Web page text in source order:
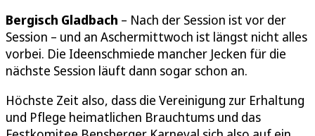
Bergisch Gladbach – Nach der Session ist vor der
Session – und an Aschermittwoch ist längst nicht alles
vorbei. Die Ideenschmiede mancher Jecken für die
nächste Session läuft dann sogar schon an.
Höchste Zeit also, dass die Vereinigung zur Erhaltung
und Pflege heimatlichen Brauchtums und das